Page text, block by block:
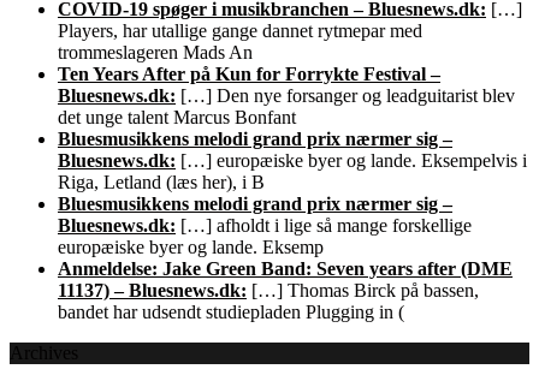
COVID-19 spøger i musikbranchen – Bluesnews.dk: […]
Players, har utallige gange dannet rytmepar med
trommeslageren Mads An
Ten Years After på Kun for Forrykte Festival –
Bluesnews.dk: […] Den nye forsanger og leadguitarist blev
det unge talent Marcus Bonfant
Bluesmusikkens melodi grand prix nærmer sig –
Bluesnews.dk: […] europæiske byer og lande. Eksempelvis i
Riga, Letland (læs her), i B
Bluesmusikkens melodi grand prix nærmer sig –
Bluesnews.dk: […] afholdt i lige så mange forskellige
europæiske byer og lande. Eksemp
Anmeldelse: Jake Green Band: Seven years after (DME
11137) – Bluesnews.dk: […] Thomas Birck på bassen,
bandet har udsendt studiepladen Plugging in (
Archives